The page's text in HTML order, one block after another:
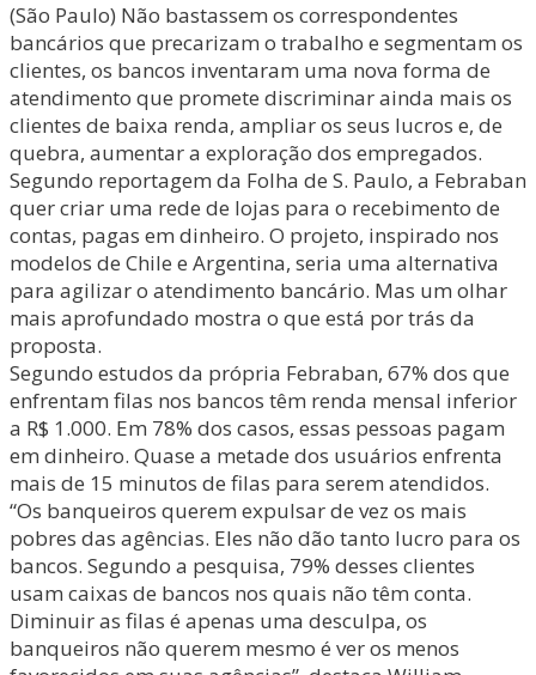
(São Paulo) Não bastassem os correspondentes
bancários que precarizam o trabalho e segmentam os
clientes, os bancos inventaram uma nova forma de
atendimento que promete discriminar ainda mais os
clientes de baixa renda, ampliar os seus lucros e, de
quebra, aumentar a exploração dos empregados.
Segundo reportagem da Folha de S. Paulo, a Febraban
quer criar uma rede de lojas para o recebimento de
contas, pagas em dinheiro. O projeto, inspirado nos
modelos de Chile e Argentina, seria uma alternativa
para agilizar o atendimento bancário. Mas um olhar
mais aprofundado mostra o que está por trás da
proposta.
Segundo estudos da própria Febraban, 67% dos que
enfrentam filas nos bancos têm renda mensal inferior
a R$ 1.000. Em 78% dos casos, essas pessoas pagam
em dinheiro. Quase a metade dos usuários enfrenta
mais de 15 minutos de filas para serem atendidos.
“Os banqueiros querem expulsar de vez os mais
pobres das agências. Eles não dão tanto lucro para os
bancos. Segundo a pesquisa, 79% desses clientes
usam caixas de bancos nos quais não têm conta.
Diminuir as filas é apenas uma desculpa, os
banqueiros não querem mesmo é ver os menos